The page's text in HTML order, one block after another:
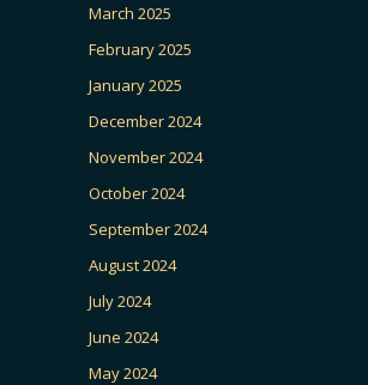
March 2025
February 2025
January 2025
December 2024
November 2024
October 2024
September 2024
August 2024
July 2024
June 2024
May 2024